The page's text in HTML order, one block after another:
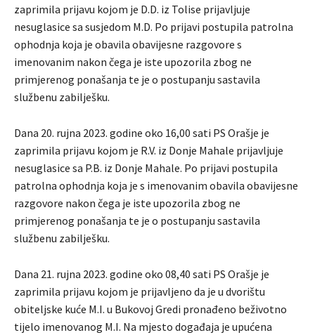
zaprimila prijavu kojom je D.D. iz Tolise prijavljuje
nesuglasice sa susjedom M.D. Po prijavi postupila patrolna
ophodnja koja je obavila obavijesne razgovore s
imenovanim nakon čega je iste upozorila zbog ne
primjerenog ponašanja te je o postupanju sastavila
službenu zabilješku.
Dana 20. rujna 2023. godine oko 16,00 sati PS Orašje je
zaprimila prijavu kojom je R.V. iz Donje Mahale prijavljuje
nesuglasice sa P.B. iz Donje Mahale. Po prijavi postupila
patrolna ophodnja koja je s imenovanim obavila obavijesne
razgovore nakon čega je iste upozorila zbog ne
primjerenog ponašanja te je o postupanju sastavila
službenu zabilješku.
Dana 21. rujna 2023. godine oko 08,40 sati PS Orašje je
zaprimila prijavu kojom je prijavljeno da je u dvorištu
obiteljske kuće M.I. u Bukovoj Gredi pronađeno beživotno
tijelo imenovanog M.I. Na mjesto događaja je upućena